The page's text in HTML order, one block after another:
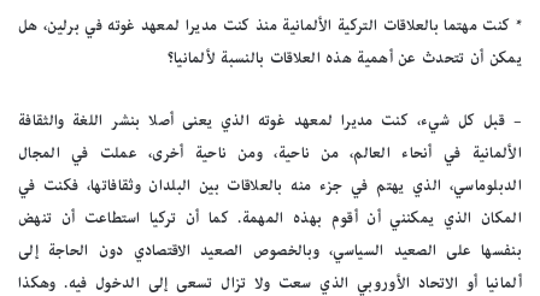
* كنت مهتما بالعلاقات التركية الألمانية منذ كنت مديرا لمعهد غوته في برلين، هل
يمكن أن تتحدث عن أهمية هذه العلاقات بالنسبة لألمانيا؟
– قبل كل شيء، كنت مديرا لمعهد غوته الذي يعنى أصلا بنشر اللغة والثقافة
الألمانية في أنحاء العالم، من ناحية، ومن ناحية أخرى، عملت في المجال
الدبلوماسي، الذي يهتم في جزء منه بالعلاقات بين البلدان وثقافاتها، فكنت في
المكان الذي يمكنني أن أقوم بهذه المهمة. كما أن تركيا استطاعت أن تنهض
بنفسها على الصعيد السياسي، وبالخصوص الصعيد الاقتصادي دون الحاجة إلى
ألمانيا أو الاتحاد الأوروبي الذي سعت ولا تزال تسعى إلى الدخول فيه. وهكذا